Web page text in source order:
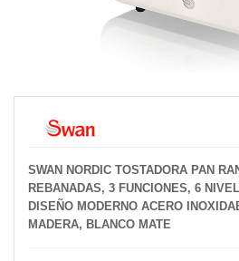
SWAN NORDIC TOSTADORA PAN
REBANADAS, 3 FUNCIONES, 6
DISEÑO MODERNO ACERO
MADERA, BLANCO MATE